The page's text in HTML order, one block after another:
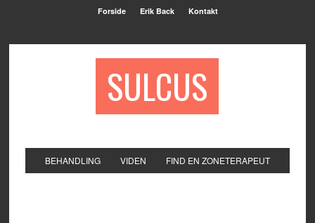
Forside Erik Back Kontakt
SULCUS
BEHANDLING VIDEN FIND EN ZONETERAPEUT